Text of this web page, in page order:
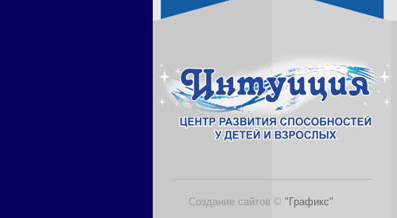
Создание сайтов © "Графикс"